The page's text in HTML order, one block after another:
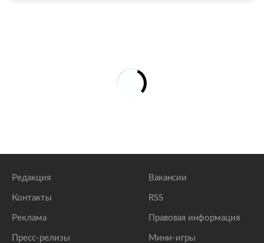
Редакция
Контакты
Реклама
Пресс-релизы
Вакансии
RSS
Правовая информация
Мини-игры